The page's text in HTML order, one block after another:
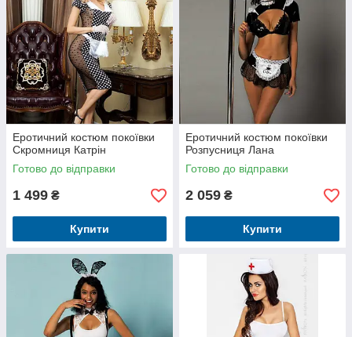
Еротичний костюм покоївки
Скромниця Катрін
Готово до відправки
1 499 ₴
Купити
Еротичний костюм покоївки
Розпусниця Лана
Готово до відправки
2 059 ₴
Купити